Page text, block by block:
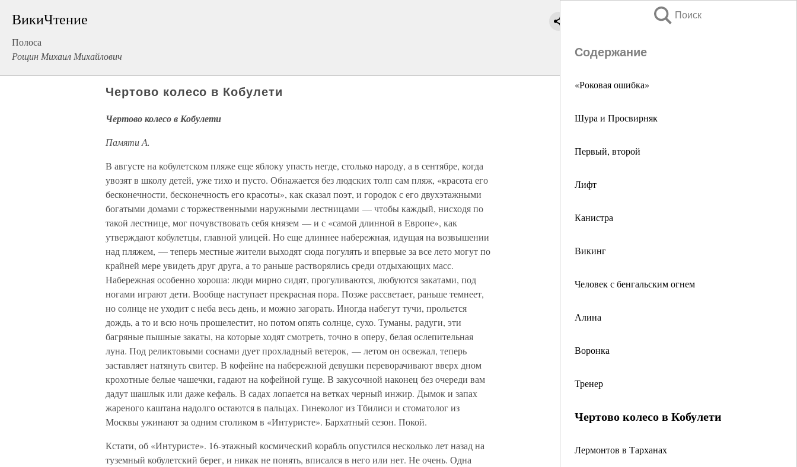
ВикиЧтение
Полоса
Рощин Михаил Михайлович
Поиск
Содержание
«Роковая ошибка»
Шура и Просвирняк
Первый, второй
Лифт
Канистра
Викинг
Человек с бенгальским огнем
Алина
Воронка
Тренер
Чертово колесо в Кобулети
Лермонтов в Тарханах
Чертово колесо в Кобулети
Чертово колесо в Кобулети
Памяти А.
В августе на кобулетском пляже еще яблоку упасть негде, столько народу, а в сентябре, когда
увозят в школу детей, уже тихо и пусто. Обнажается без людских толп сам пляж, «красота его
бесконечности, бесконечность его красоты», как сказал поэт, и городок с его двухэтажными
богатыми домами с торжественными наружными лестницами — чтобы каждый, нисходя по
такой лестнице, мог почувствовать себя князем — и с «самой длинной в Европе», как
утверждают кобулетцы, главной улицей. Но еще длиннее набережная, идущая на возвышении
над пляжем, — теперь местные жители выходят сюда погулять и впервые за все лето могут по
крайней мере увидеть друг друга, а то раньше растворялись среди отдыхающих масс.
Набережная особенно хороша: люди мирно сидят, прогуливаются, любуются закатами, под
ногами играют дети. Вообще наступает прекрасная пора. Позже рассветает, раньше темнеет,
но солнце не уходит с неба весь день, и можно загорать. Иногда набегут тучи, прольется
дождь, а то и всю ночь прошелестит, но потом опять солнце, сухо. Туманы, радуги, эти
багряные пышные закаты, на которые ходят смотреть, точно в оперу, белая ослепительная
луна. Под реликтовыми соснами дует прохладный ветерок, — летом он освежал, теперь
заставляет натянуть свитер. В кофейне на набережной девушки переворачивают вверх дном
крохотные белые чашечки, гадают на кофейной гуще. В закусочной наконец без очереди вам
дадут шашлык или даже кефаль. В садах лопается на ветках черный инжир. Дымок и запах
жареного каштана надолго остаются в пальцах. Гинеколог из Тбилиси и стоматолог из
Москвы ужинают за одним столиком в «Интуристе». Бархатный сезон. Покой.
Кстати, об «Интуристе». 16-этажный космический корабль опустился несколько лет назад на
туземный кобулетский берег, и никак не понять, вписался в него или нет. Не очень. Одна